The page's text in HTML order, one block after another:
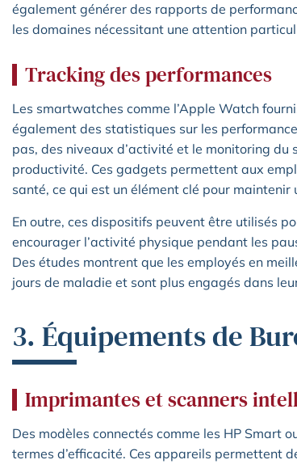
également générer des rapports de
les domaines nécessitant une attention
Tracking des performances
Les smartwatches comme l’Apple Watch
également des statistiques sur les
pas, des niveaux d’activité et le monitoring
productivité. Ces gadgets permettent aux
santé, ce qui est un élément clé pour
En outre, ces dispositifs peuvent être utilisés
encourager l’activité physique pendant les
Des études montrent que les employés en
jours de maladie et sont plus engagés dans
3. Équipements de
Imprimantes et scanners
Des modèles connectés comme les HP Smart
termes d’efficacité. Ces appareils permettent